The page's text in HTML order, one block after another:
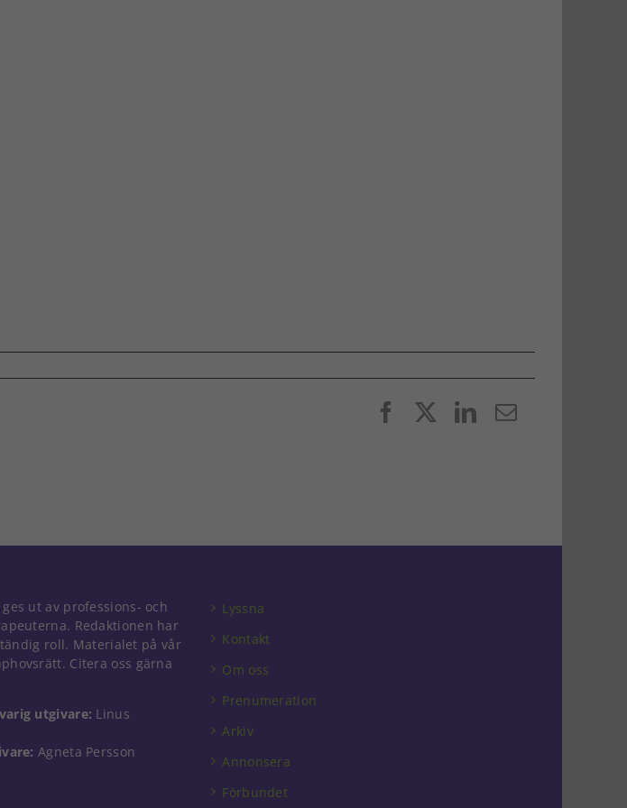
FacebookLinkedIn
E-
ges ut av professions- och
Redaktionen har
roll. Materialet på vår
Citera oss gärna
utgivare: Linus
Agneta Persson
Lyssna
Kontakt
Om oss
Prenumeration
Arkiv
Annonsera
Förbundet
Nödvändiga
Dessa kakor
går inte att
välja bort. De
behövs för
taget ska